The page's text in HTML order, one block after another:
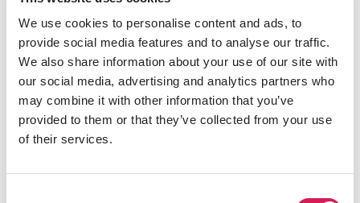
We use cookies to personalise content and ads, to
provide social media features and to analyse our traffic.
We also share information about your use of our site with
our social media, advertising and analytics partners who
may combine it with other information that you’ve
provided to them or that they’ve collected from your use
of their services.
여권이 여행에 필요한 가장 중요한 신분 증명 서류이지만, 이 외
에도 휴대해야 할 서류들이 있습니다. 공항 공무원이 학생 신분
확인을 요청할 수 있으며, 요구를 뒷받침하는 데 필요한 학교 서
류를 제공해야 합니다. 의료 서비스가 필요한 경우를 대비해 건
강 관련 서류도 필요할 수 있습니다. 이 목록은 포괄적이지 않으
므로SAF 카운셀러에게 연락
하여 필요한 서류를 확인하는 것이
중요합니다.